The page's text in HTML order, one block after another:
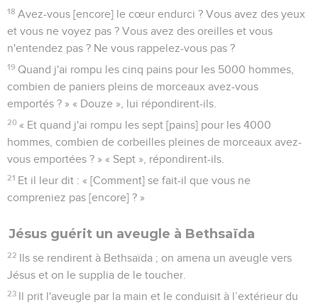
18 Avez-vous [encore] le cœur endurci ? Vous avez des yeux
et vous ne voyez pas ? Vous avez des oreilles et vous
n'entendez pas ? Ne vous rappelez-vous pas ?
19 Quand j'ai rompu les cinq pains pour les 5000 hommes,
combien de paniers pleins de morceaux avez-vous
emportés ? » « Douze », lui répondirent-ils.
20 « Et quand j'ai rompu les sept [pains] pour les 4000
hommes, combien de corbeilles pleines de morceaux avez-
vous emportées ? » « Sept », répondirent-ils.
21 Et il leur dit : « [Comment] se fait-il que vous ne
compreniez pas [encore] ? »
Jésus guérit un aveugle à Bethsaïda
22 Ils se rendirent à Bethsaïda ; on amena un aveugle vers
Jésus et on le supplia de le toucher.
23 Il prit l'aveugle par la main et le conduisit à l’extérieur du